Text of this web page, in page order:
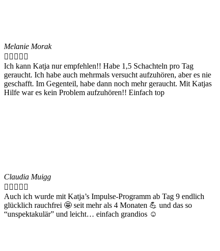
Melanie Morak
    
Ich kann Katja nur empfehlen!! Habe 1,5 Schachteln pro Tag
geraucht. Ich habe auch mehrmals versucht aufzuhören, aber es nie
geschafft. Im Gegenteil, habe dann noch mehr geraucht. Mit Katjas
Hilfe war es kein Problem aufzuhören!! Einfach top
Claudia Muigg
    
Auch ich wurde mit Katja’s Impulse-Programm ab Tag 9 endlich
glücklich rauchfrei 🤩 seit mehr als 4 Monaten 💪 und das so
“unspektakulär” und leicht… einfach grandios ☺️